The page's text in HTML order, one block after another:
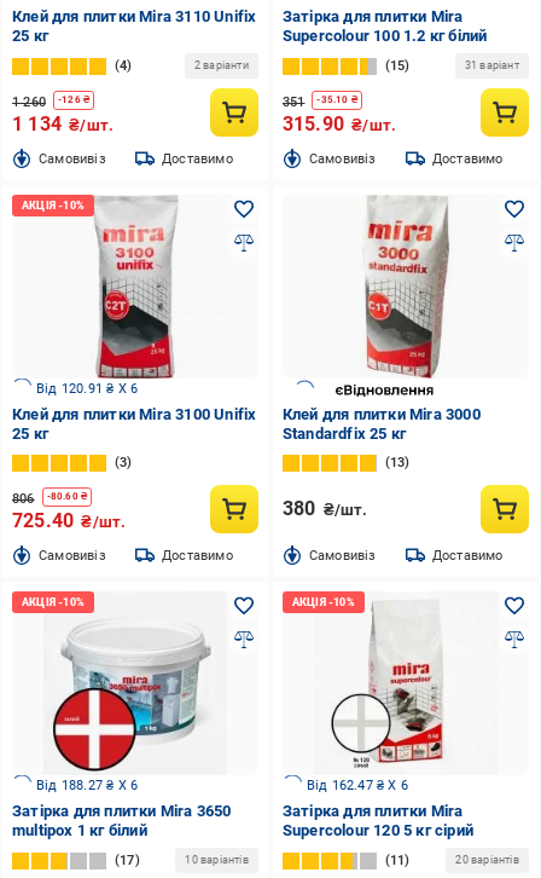
Клей для плитки Mira 3110 Unifix
25 кг
4 2 варіанти
1 260 -126₴
1 134 ₴/шт.
Cамовивіз Доставимо
Затірка для плитки Mira
Supercolour 100 1.2 кг білий
15 31 варіант
351 -35.10 ₴
315.90 ₴/шт.
Cамовивіз Доставимо
Від 120.91 ₴ X 6
Клей для плитки Mira 3100 Unifix
25 кг
3
806 -80.60₴
725.40 ₴/шт.
Cамовивіз Доставимо
Клей для плитки Mira 3000
Standardfix 25 кг
13
380 ₴/шт.
Cамовивіз Доставимо
Від 188.27 ₴ X 6
Затірка для плитки Mira 3650
multiрох 1 кг білий
17 10 варіантів
Від 162.47 ₴ X 6
Затірка для плитки Mira
Supercolour 120 5 кг сірий
11 20 варіантів